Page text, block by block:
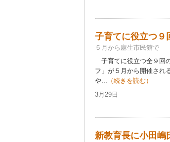
子育てに役立つ９
５月から麻生市民館で
子育てに役立つ全９回
フ」が５月から開催さ
や... （続きを読む）
3月29日
新教育長に小田嶋